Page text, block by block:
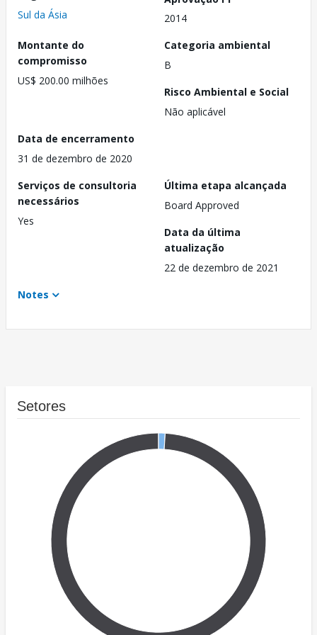
Sul da Ásia
2014
Montante do
compromisso
US$ 200.00 milhões
Categoria ambiental
B
Risco Ambiental e Social
Não aplicável
Data de encerramento
31 de dezembro de 2020
Serviços de consultoria
necessários
Yes
Última etapa alcançada
Board Approved
Data da última
atualização
22 de dezembro de 2021
Notes
Setores